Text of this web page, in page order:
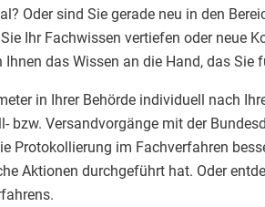
Oder sind Sie gerade neu in den
Ihr Fachwissen vertiefen oder neue
Ihnen das Wissen an die Hand, das Sie
in Ihrer Behörde individuell nach
bzw. Versandvorgänge mit der
Protokollierung im Fachverfahren
Aktionen durchgeführt hat. Oder